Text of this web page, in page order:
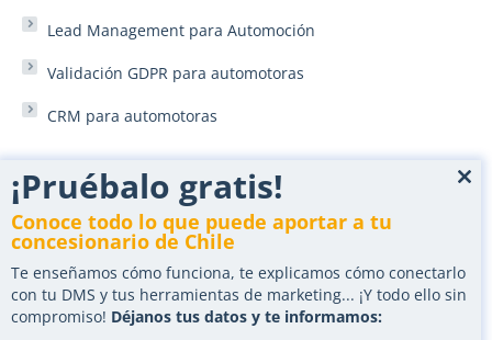
Lead Management para Automoción
Validación GDPR para automotoras
CRM para automotoras
App Chat automotoras autos
Agencia digital automoción: gestiona mejor los leads
Zapier para marketing automotoras
Marketing para automotoras: consigue ventas online
¡Pruébalo gratis!
Conoce todo lo que puede aportar a tu
concesionario de Chile
Te enseñamos cómo funciona, te explicamos cómo conectarlo
con tu DMS y tus herramientas de marketing... ¡Y todo ello sin
compromiso! Déjanos tus datos y te informamos: